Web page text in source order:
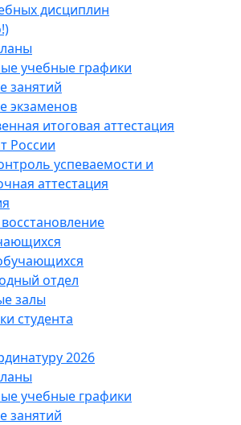
дисциплин
учебные графики
занятий
экзаменов
итоговая аттестация
России
успеваемости и
аттестация
отдел
залы
студента
2026
учебные графики
занятий